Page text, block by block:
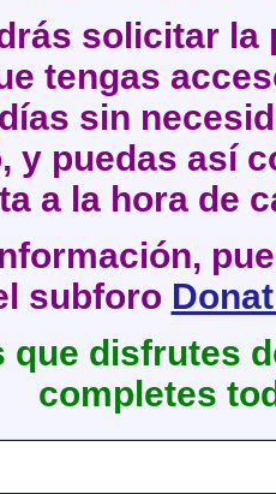
solicitar
tengas
sin
y puedas así
a la hora de
subforo
que disfrutes
completes